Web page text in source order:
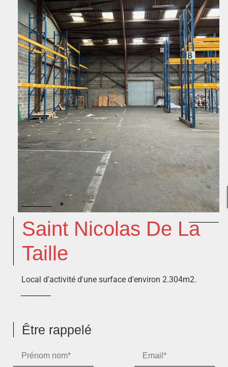
Saint Nicolas De La
Taille
Local d'activité d'une surface d'environ 2.304m2.
Être rappelé